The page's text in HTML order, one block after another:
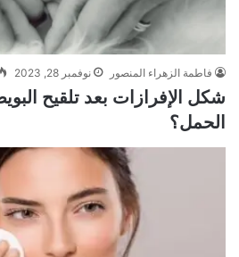
فاطمة الزهراء المنصور نوفمبر 28, 2023
شكل الإفرازات بعد تلقيح
الحمل؟